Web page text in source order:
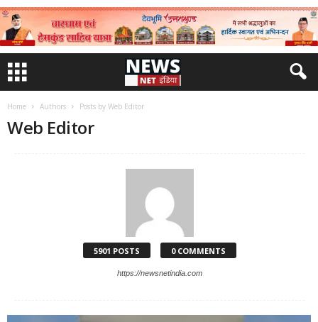
Home Authors Posts by Web Editor
Web Editor
5901 POSTS 0 COMMENTS
https://newsnetindia.com